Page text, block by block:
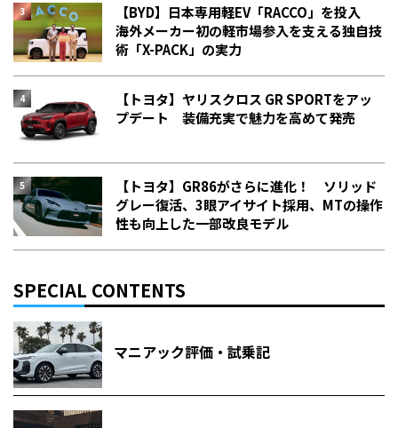
【BYD】日本専用軽EV「RACCO」を投入
海外メーカー初の軽市場参入を支える独自技
術「X-PACK」の実力
【トヨタ】ヤリスクロス GR SPORTをアッ
プデート 装備充実で魅力を高めて発売
【トヨタ】GR86がさらに進化！ ソリッド
グレー復活、3眼アイサイト採用、MTの操作
性も向上した一部改良モデル
SPECIAL CONTENTS
マニアック評価・試乗記